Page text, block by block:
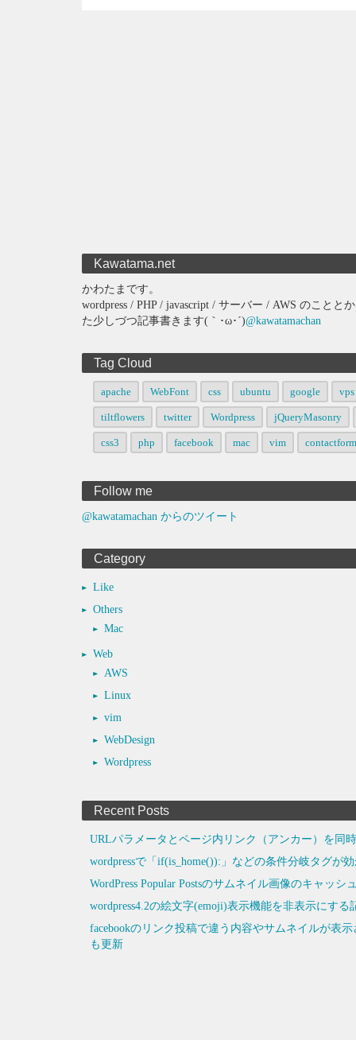
Kawatama.net
かわたまです。
wordpress / PHP / javascript / サーバー / AWS のこと
た少しづつ記事書きます(｀･ω･´)@kawatamachan
Tag Cloud
apache WebFont css ubuntu google vps
tiltflowers twitter Wordpress jQueryMasonry
css3 php facebook mac vim
Follow me
@kawatamachan からのツイート
Category
Like
Others
Mac
Web
AWS
Linux
vim
WebDesign
Wordpress
Recent Posts
URLパラメータとページ内リンク（アンカー）を同
wordpressで「if(is_home()):」などの条件分岐タグが
WordPress Popular Postsのサムネイル画像のキャッシ
wordpress4.2の絵文字(emoji)表示機能を非表示にす
facebookのリンク投稿で違う内容やサムネイルが表
も更新